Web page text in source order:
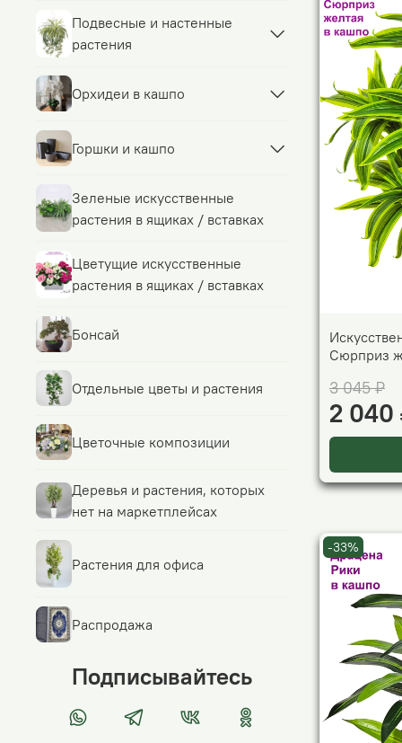
Сюрприз
3 045 ₽
2 040
-33%
Подвесные и настенные
растения
Орхидеи в кашпо
Горшки и кашпо
Зеленые искусственные
растения в ящиках / вставках
Цветущие искусственные
растения в ящиках / вставках
Бонсай
Отдельные цветы и растения
Цветочные композиции
Деревья и растения, которых
нет на маркетплейсах
Растения для офиса
Распродажа
Подписывайтесь